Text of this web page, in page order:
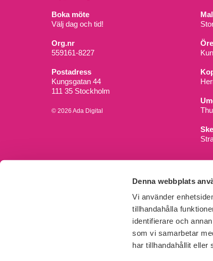
Denna webbplats
Vi använder
tillhandahålla
identifierare och
som vi samarbetar
har tillhandahållit eller
Boka möte
Välj dag och tid!
Org.nr
559161-8227
Postadress
Kungsgatan 44
111 35 Stockholm
© 2026 Ada Digital